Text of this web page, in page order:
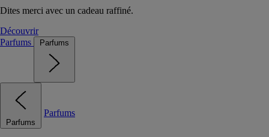
Dites merci avec un cadeau raffiné.
Découvrir
Parfums
Parfums
Parfums
Parfums